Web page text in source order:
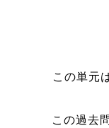
この単元
この過去